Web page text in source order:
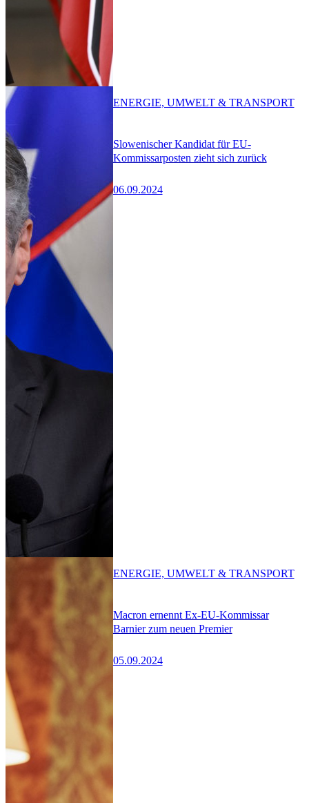
Slowenischer Kandidat für EU-
Kommissarposten zieht sich zurück
06.09.2024
ENERGIE, UMWELT & TRANSPORT
Macron ernennt Ex-EU-Kommissar
Barnier zum neuen Premier
05.09.2024
ENERGIE, UMWELT & TRANSPORT